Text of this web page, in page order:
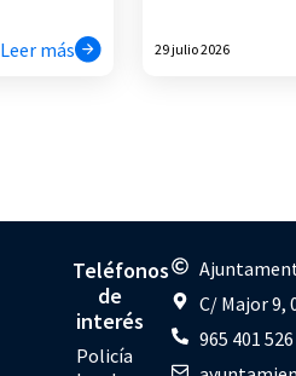
Leer más 29 julio 2026
Teléfonos
de
interés
Policía
C/ Major 9,
965 401 526